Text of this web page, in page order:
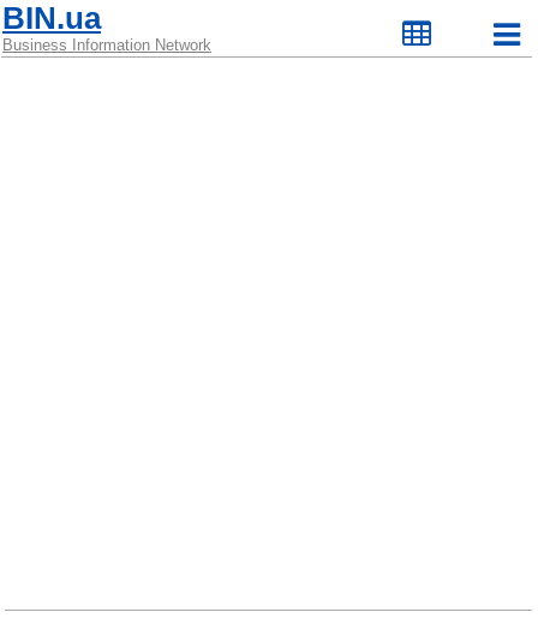
BIN.ua
Business Information Network